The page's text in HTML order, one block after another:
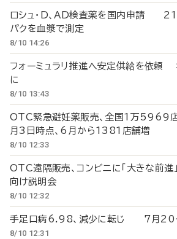
ロシュ・D、AD検査薬を国内申請
パクを血漿で測定
8/10 14:26
フォーミュラリ推進へ安定供給を依頼
に
8/10 13:43
OTC緊急避妊薬販売、全国1万
月3日時点、6月から1381店舗増
8/10 12:33
OTC遠隔販売、コンビニに「大きな前
向け説明会
8/10 12:32
手足口病6.98、減少に転じ 7月20
8/10 12:31